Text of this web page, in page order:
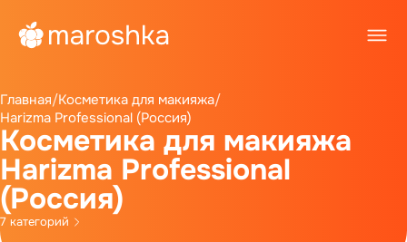
Главная/Косметика для макияжа/
Harizma Professional (Россия)
Косметика для макияжа
Harizma Professional
(Россия)
7 категорий